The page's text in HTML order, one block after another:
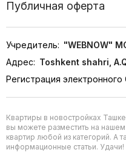
Публичная оферта
Учредитель: "WEBNOW"
Адрес: Toshkent shahri,
Регистрация
Квартиры в новостройках
вы можете разместить на
квартир любой из категорий. А
информационные статьи. Удачи!